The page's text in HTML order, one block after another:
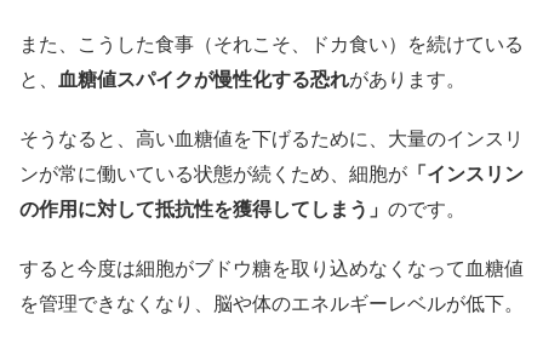
また、こうした食事（それこそ、ドカ食い）を続けている
と、 血糖値スパイクが慢性化する恐れがあります。
そうなると、高い血糖値を下げるために、大量のインスリ
ンが常に働いている状態が続くため、細胞が 「インスリン
の作用に対して抵抗性を獲得してしまう」 のです。
すると今度は細胞がブドウ糖を取り込めなくなって血糖値
を管理できなくなり、脳や体のエネルギーレベルが低下。